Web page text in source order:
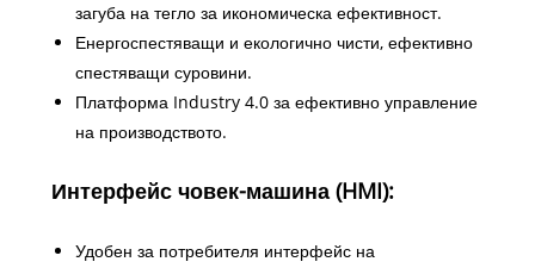
загуба на тегло за икономическа ефективност.
Енергоспестяващи и екологично чисти, ефективно
спестяващи суровини.
Платформа Industry 4.0 за ефективно управление
на производството.
Интерфейс човек-машина (HMI):
Удобен за потребителя интерфейс на